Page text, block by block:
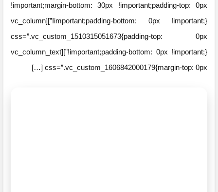
!important;margin-bottom: 30px !important;padding-top: 0px
!important;padding-bottom: 0px !important;}”][vc_column
css=”.vc_custom_1510315051673{padding-top: 0px
!important;padding-bottom: 0px !important;}”][vc_column_text
css=”.vc_custom_1606842000179{margin-top: 0px […]